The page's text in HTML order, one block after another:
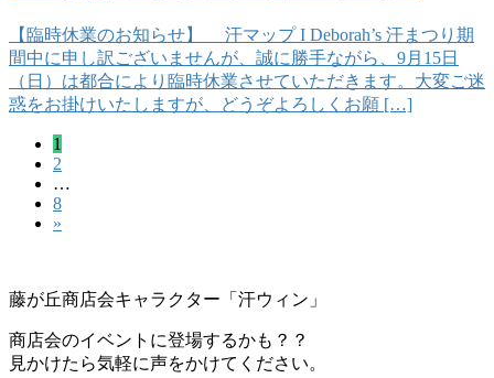
【臨時休業のお知らせ】 汗マップ I Deborah’s 汗まつり期
間中に申し訳ございませんが、誠に勝手ながら、9月15日
（日）は都合により臨時休業させていただきます。大変ご迷
惑をお掛けいたしますが、どうぞよろしくお願 […]
ー
ジ
送
固
定
ペ
ー
ジ
1
固
定
ペ
ー
2
…
固
定
ジ
8
»
藤が丘商店会キャラクター「汗ウィン」
商店会のイベントに登場するかも？？
見かけたら気軽に声をかけてください。